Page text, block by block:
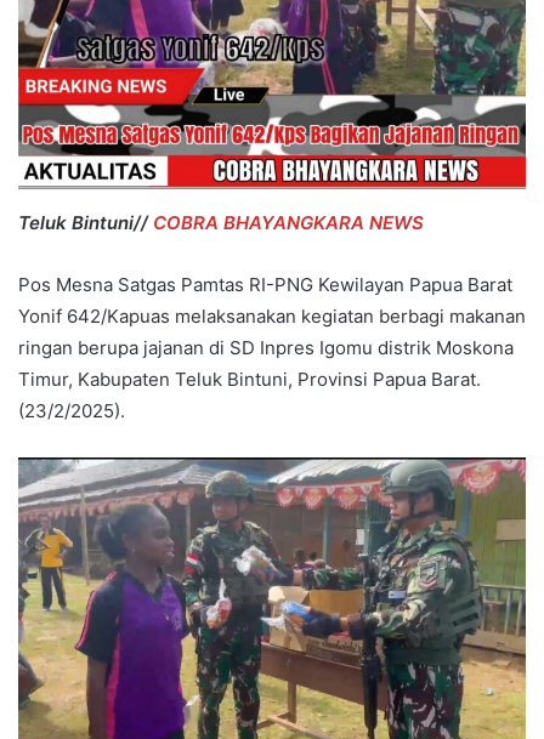
Teluk Bintuni// COBRA BHAYANGKARA NEWS
Pos Mesna Satgas Pamtas RI-PNG Kewilayan Papua Barat
Yonif 642/Kapuas melaksanakan kegiatan berbagi makanan
ringan berupa jajanan di SD Inpres Igomu distrik Moskona
Timur, Kabupaten Teluk Bintuni, Provinsi Papua Barat.
(23/2/2025).